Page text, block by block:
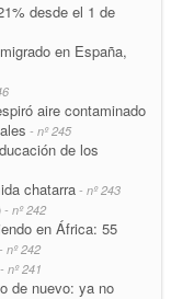
desde el 1 de
en España,
aire contaminado
- nº 245
de los
chatarra- nº 243
- nº 242
en África: 55
- nº 242
- nº 241
de nuevo: ya no